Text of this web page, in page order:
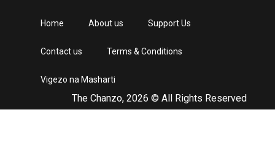
The Chanzo, 2026 © All Rights Reserved
Home About us Support Us
Contact us Terms & Conditions
Vigezo na Masharti